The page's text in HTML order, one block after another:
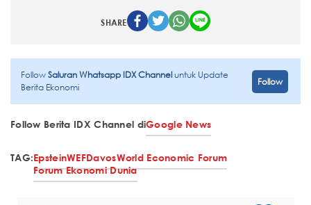
SHARE
FollowSaluran Whatsapp IDX Channeluntuk Update
Berita Ekonomi
Follow
Follow Berita IDX Channel diGoogle News
TAG:EpsteinWEFDavosWorld Economic Forum
Forum Ekonomi Dunia